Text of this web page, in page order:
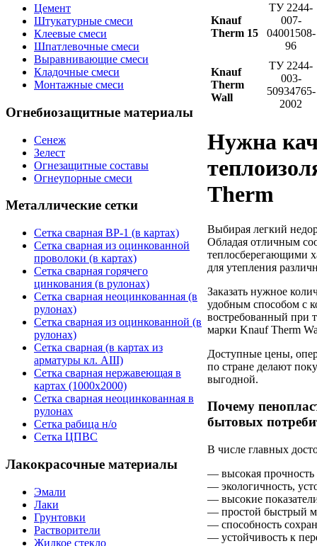
Цемент
Штукатурные смеси
Клеевые смеси
Шпатлевочные смеси
Выравнивающие смеси
Кладочные смеси
Монтажные смеси
Огнебиозащитные материалы
Сенеж
Зелест
Огнезащитные составы
Огнеупорные смеси
Металлические сетки
Сетка сварная ВР-1 (в картах)
Сетка сварная из оцинкованной
проволоки (в картах)
Сетка сварная горячего
цинкования (в рулонах)
Сетка сварная неоцинкованная (в
рулонах)
Сетка сварная из оцинкованной (в
рулонах)
Сетка сварная (в картах из
арматуры кл. АIII)
Сетка сварная нержавеющая в
картах (1000х2000)
Сетка сварная неоцинкованная в
рулонах
Сетка рабица н/о
Сетка ЦПВС
Лакокрасочные материалы
Эмали
Лаки
Грунтовки
Растворители
Жидкое стекло
Knauf
Therm 15
ТУ 2244-
007-
04001508-
96
Knauf
Therm
Wall
ТУ 2244-
003-
50934765-
2002
Нужна
Therm
Выбирая легкий
Обладая отличным
теплосберегающими
для утепления
Заказать нужное
удобным способом с
востребованный при
марки Knauf Therm
Доступные цены,
по стране делают
выгодной.
Почему
бытовых
В числе главных
— высокая прочность
— экологичность,
— высокие
— простой быстрый
— способность
— устойчивость к